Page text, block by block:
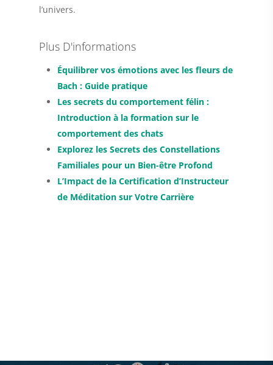
l’univers.
Plus D'informations
Équilibrer vos émotions avec les fleurs de
Bach : Guide pratique
Les secrets du comportement félin :
Introduction à la formation sur le
comportement des chats
Explorez les Secrets des Constellations
Familiales pour un Bien-être Profond
L’Impact de la Certification d’Instructeur
de Méditation sur Votre Carrière